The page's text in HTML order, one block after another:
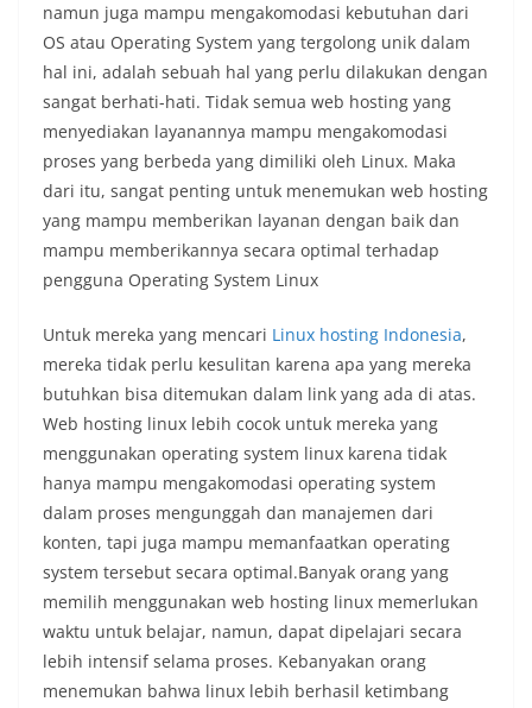
namun juga mampu mengakomodasi kebutuhan dari
OS atau Operating System yang tergolong unik dalam
hal ini, adalah sebuah hal yang perlu dilakukan dengan
sangat berhati-hati. Tidak semua web hosting yang
menyediakan layanannya mampu mengakomodasi
proses yang berbeda yang dimiliki oleh Linux. Maka
dari itu, sangat penting untuk menemukan web hosting
yang mampu memberikan layanan dengan baik dan
mampu memberikannya secara optimal terhadap
pengguna Operating System Linux
Untuk mereka yang mencari Linux hosting Indonesia,
mereka tidak perlu kesulitan karena apa yang mereka
butuhkan bisa ditemukan dalam link yang ada di atas.
Web hosting linux lebih cocok untuk mereka yang
menggunakan operating system linux karena tidak
hanya mampu mengakomodasi operating system
dalam proses mengunggah dan manajemen dari
konten, tapi juga mampu memanfaatkan operating
system tersebut secara optimal.Banyak orang yang
memilih menggunakan web hosting linux memerlukan
waktu untuk belajar, namun, dapat dipelajari secara
lebih intensif selama proses. Kebanyakan orang
menemukan bahwa linux lebih berhasil ketimbang